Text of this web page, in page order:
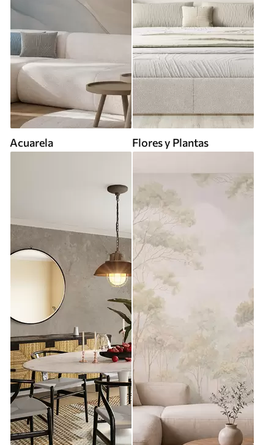
Acuarela Flores y Plantas